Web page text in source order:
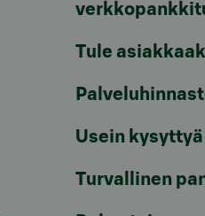
Tule
Usein kysyttyä
Turvallinen